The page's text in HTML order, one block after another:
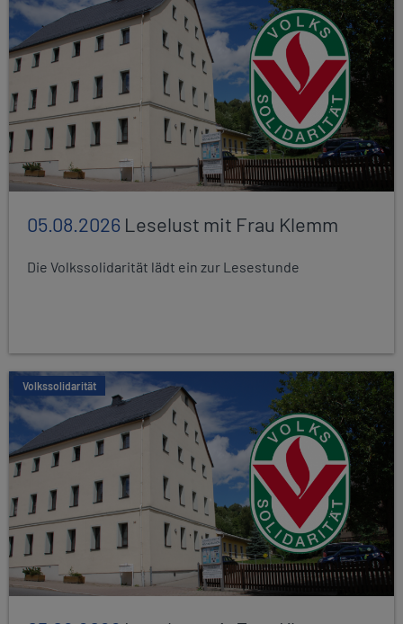
05.08.2026 Leselust mit Frau Klemm
Die Volkssolidarität lädt ein zur Lesestunde
Volkssolidarität